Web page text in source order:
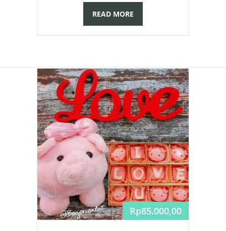
READ MORE
Rp85.000,00